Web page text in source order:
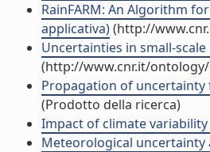
RainFARM: An Algorithm
applicativa)(http://
Uncertainties in small-
(http://www.cnr.it/
Propagation of
(Prodotto della ricerca)
Impact of climate
Meteorological